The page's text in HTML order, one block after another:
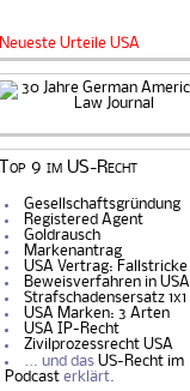
Neueste Urteile USA
Top 9 im US-Recht
Gesellschaftsgründung
Registered Agent
Goldrausch
Markenantrag
USA Vertrag: Fallstricke
Beweisverfahren in USA
Strafschadensersatz 1x1
USA Marken: 3 Arten
USA IP-Recht
Zivilprozessrecht USA
… und dasUS-Recht im
Podcast erklärt.